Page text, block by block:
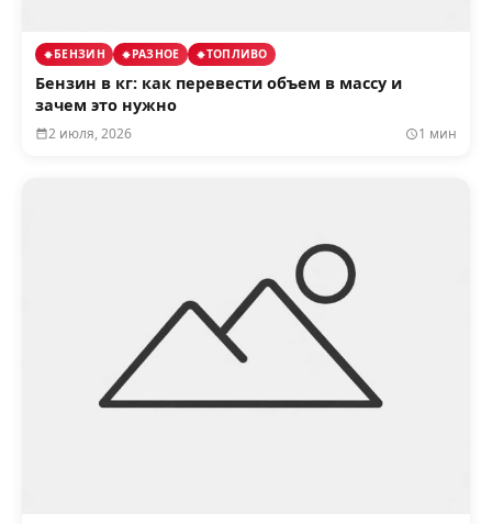
БЕНЗИН РАЗНОЕ ТОПЛИВО
Бензин в кг: как перевести объем в массу и
зачем это нужно
2 июля, 2026 1 мин